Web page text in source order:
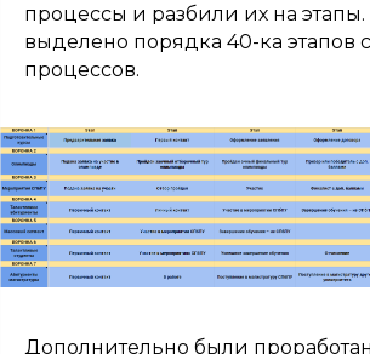
процессы и разбили их на
выделено порядка 40-ка этапов
процессов.
Дополнительно были